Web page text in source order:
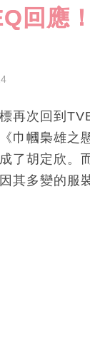
回應！
再次回到
巾幗梟雄之
了胡定欣。
因其多變的服